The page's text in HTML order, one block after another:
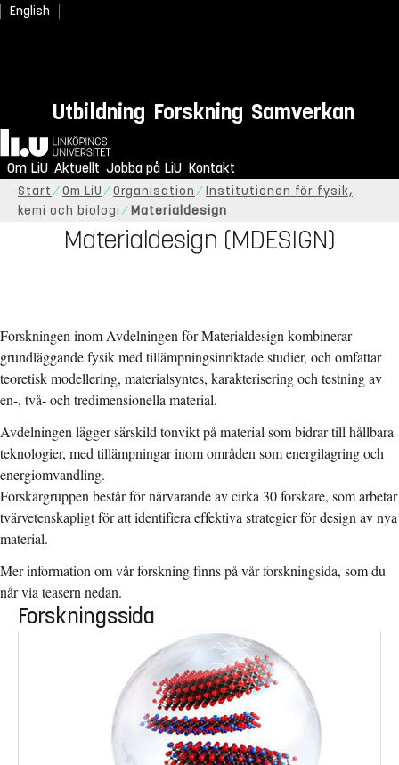
English
Utbildning Forskning Samverkan
Hem
Om LiU Aktuellt Jobba på LiU Kontakt
Start Om LiU Organisation
Institutionen för fysik,
kemi och biologi
Materialdesign
Materialdesign (MDESIGN)
Forskningen inom Avdelningen för Materialdesign kombinerar
grundläggande fysik med tillämpningsinriktade studier, och omfattar
teoretisk modellering, materialsyntes, karakterisering och testning av
en-, två- och tredimensionella material.
Avdelningen lägger särskild tonvikt på material som bidrar till hållbara
teknologier, med tillämpningar inom områden som energilagring och
energiomvandling.
Forskargruppen består för närvarande av cirka 30 forskare, som arbetar
tvärvetenskapligt för att identifiera effektiva strategier för design av nya
material.
Mer information om vår forskning finns på vår forskningsida, som du
når via teasern nedan.
Forskningssida